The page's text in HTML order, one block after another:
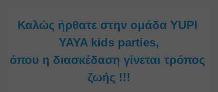
Καλώς ήρθατε στην ομάδα YUPI
YAYA kids parties,
όπου η διασκέδαση γίνεται τρόπος
ζωής !!!